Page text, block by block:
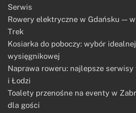
Serwis
Rowery elektryczne w Gdańsku —
Trek
Kosiarka do poboczy: wybór
wysięgnikowej
Naprawa roweru: najlepsze serwisy
i Łodzi
Toalety przenośne na eventy w
dla gości